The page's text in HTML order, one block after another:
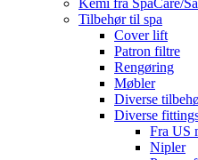
Kemi fra SpaCare/
Tilbehør til spa
Cover lift
Patron filtre
Rengøring
Møbler
Diverse
Diverse
Fra US
Nipler